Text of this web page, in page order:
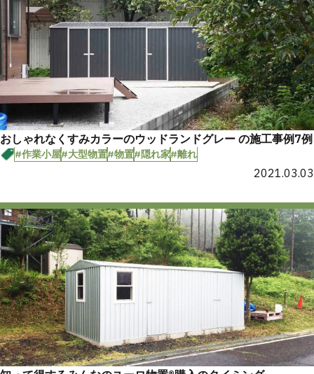
おしゃれなくすみカラーのウッドランドグレー の施工事例7例
#作業小屋#大型物置#物置#隠れ家#離れ
2021.03.03